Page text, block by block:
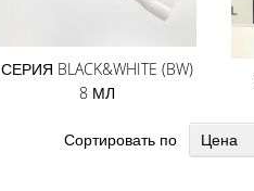
СЕРИЯ BLACK&WHITE (BW)
8 МЛ
Сортировать по